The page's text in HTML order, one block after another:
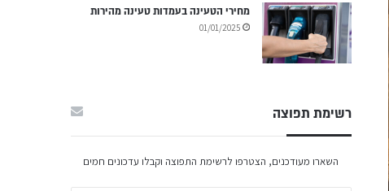
מחירי הטעינה בעמדות טעינה מהירות
01/01/2025
רשימת תפוצה
השארו מעודכנים, הצטרפו לרשימת התפוצה וקבלו עדכונים חמים